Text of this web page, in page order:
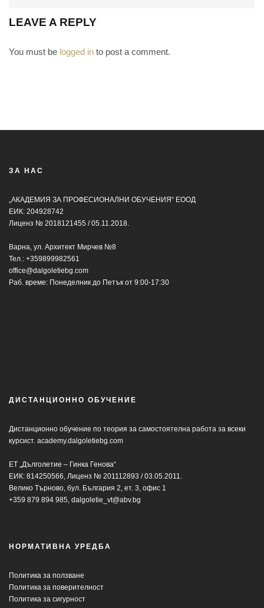
LEAVE A REPLY
You must be logged in to post a comment.
ЗА НАС
„АКАДЕМИЯ ЗА ПРОФЕСИОНАЛНИ ОБУЧЕНИЯ“ ЕООД
ЕИК: 204928742
Лиценз № 2018121455 / 05.11.2018.
Варна, ул. Архитект Мирчев №8
Тел.: +359899982561
office@dalgoletiebg.com
Раб. време: Понеделник до Петък от 9:00-17:30
ДИСТАНЦИОННО ОБУЧЕНИЕ
Дистанционно обучение по теория за самостоятелна работа за всеки
курсист. academy.dalgoletiebg.com
ЕТ „Дълголетие – Гинка Генова“
ЕИК: 814250566, Лиценз № 201112893 / 03.05.2011.
Велико Търново, бул. България 2, ет. 3, офис 1
+359 879 894 985, dalgoletie_vt@abv.bg
НОРМАТИВНА УРЕДБА
Политика за ползване
Политика за поверителност
Политика за сигурност